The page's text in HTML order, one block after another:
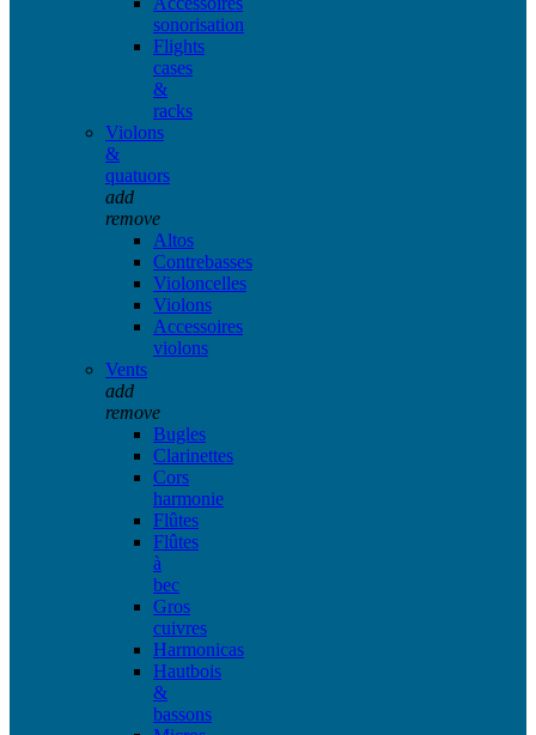
sonorisation
Flights
cases
&
racks
Violons
&
quatuors
add
remove
Altos
Contrebasses
Violoncelles
Violons
Accessoires
violons
Vents
add
remove
Bugles
Clarinettes
Cors
harmonie
Flûtes
Flûtes
à
bec
Gros
cuivres
Harmonicas
Hautbois
&
bassons